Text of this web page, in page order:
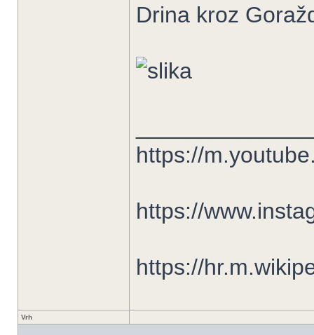
Drina kroz
https://
https://
https://
Vrh